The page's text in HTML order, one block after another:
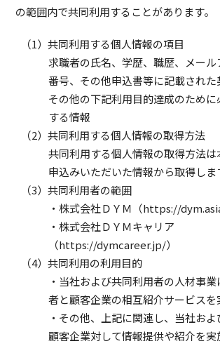
の範囲内で共同利用することがあります。
共同利用する個人情報の項目
求職者の氏名、学歴、職歴、メー
番号、その他申込書等に記載され
その他の下記利用目的達成のため
する情報
共同利用する個人情報の取得方法
共同利用する個人情報の取得方法
申込みいただいた情報から取得しま
共同利用者の範囲
・株式会社ＤＹＭ（https://
・株式会社ＤＹＭキャリア
（https://dymcareer.jp/）
共同利用の利用目的
・当社および共同利用者の人材事
者と顧客企業の相互紹介サービスを
・その他、上記に関連し、当社お
顧客企業対して情報提供や紹介を実